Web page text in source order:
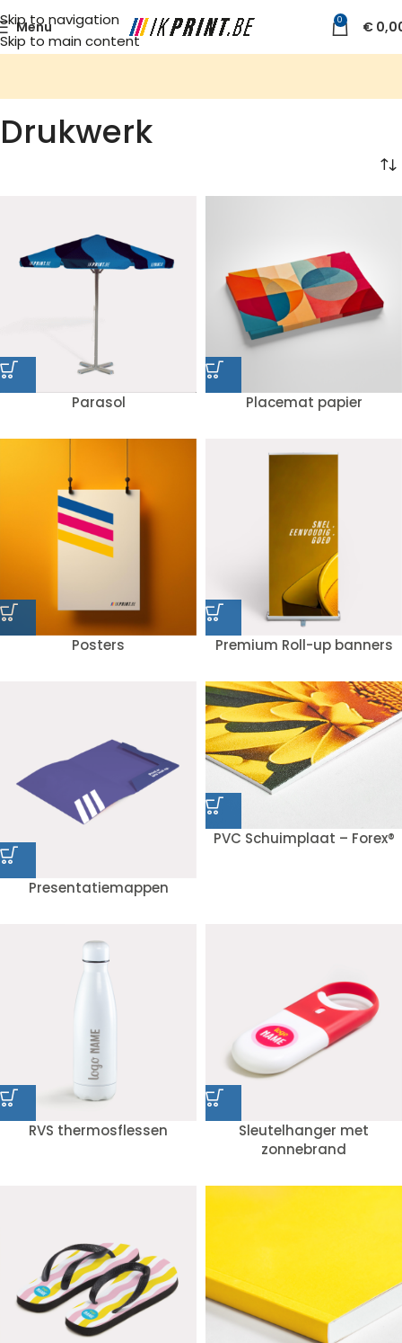
Skip to navigation
Skip to main content
Menu 0 €
Drukwerk
Parasol Placemat papier
Posters Premium Roll-up banners
Presentatiemappen
PVC Schuimplaat – Forex®
RVS thermosflessen
Sleutelhanger met
zonnebrand